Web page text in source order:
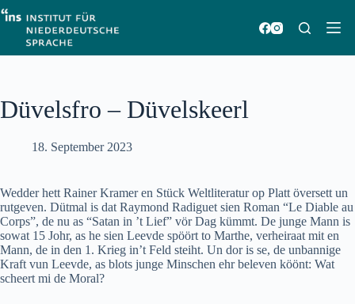
Zum
Inhalt
springen
Düvelsfro – Düvelskeerl
18. September 2023
Wedder hett Rainer Kramer en Stück Weltliteratur op Platt översett un
rutgeven. Dütmal is dat Raymond Radiguet sien Roman “Le Diable au
Corps”, de nu as “Satan in ’t Lief” vör Dag kümmt. De junge Mann is
sowat 15 Johr, as he sien Leevde spöört to Marthe, verheiraat mit en
Mann, de in den 1. Krieg in’t Feld steiht. Un dor is se, de unbannige
Kraft vun Leevde, as blots junge Minschen ehr beleven köönt: Wat
scheert mi de Moral?